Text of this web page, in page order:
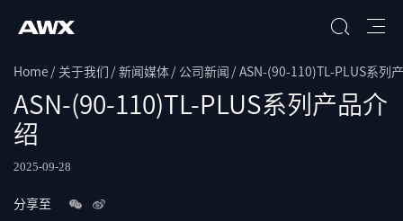
搜索
Home 关于我们 新闻媒体 公司新闻 ASN-(90-110)TL-PLUS系列
ASN-(90-110)TL-PLUS系列产品介
绍
2025-09-28
分享至